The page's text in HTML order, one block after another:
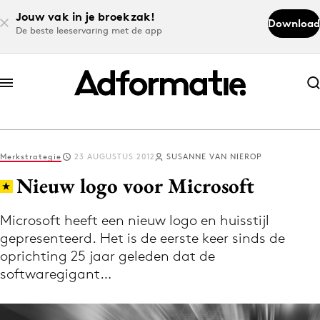
Jouw vak in je broekzak!
De beste leeservaring met de app
Download
Abonneer nu
Abonneer nu
Log in
Download de app
Volg het laatste nieuws via de Adformatie
Nieuws app
Merkstrategie 23 AUGUSTUS 2012 SUSANNE VAN NIEROP
Nieuw logo voor Microsoft
Microsoft heeft een nieuw logo en huisstijl
gepresenteerd. Het is de eerste keer sinds de
oprichting 25 jaar geleden dat de
softwaregigant…